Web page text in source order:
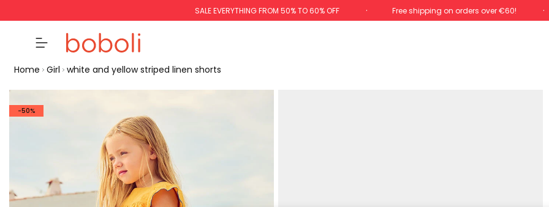
SALE EVERYTHING FROM 50% TO 60% OFF Free shipping on orders over €60!
Home Girl white and yellow striped linen shorts
-50%